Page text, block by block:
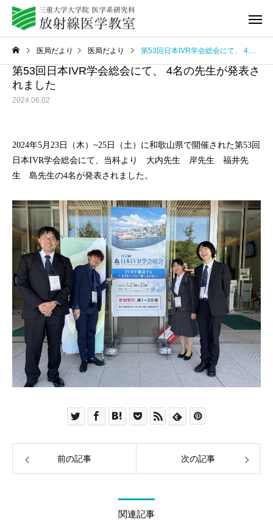
教室紹介 研修プログ
Q&A 動画セミ
医局だより 医局だより 第53回日本IVR学会総会にて、 4名の先生が発表されました
第53回日本IVR学会総会にて、 4名の先生が発表さ
れました
2024.06.02
2024年5月23日（木）~25日（土）に和歌山県で開催された第53回
日本IVR学会総会にて、当科より 大内先生 岸先生 福井先
生 島先生の4名が発表されました。
前の記事 次の記事
関連記事